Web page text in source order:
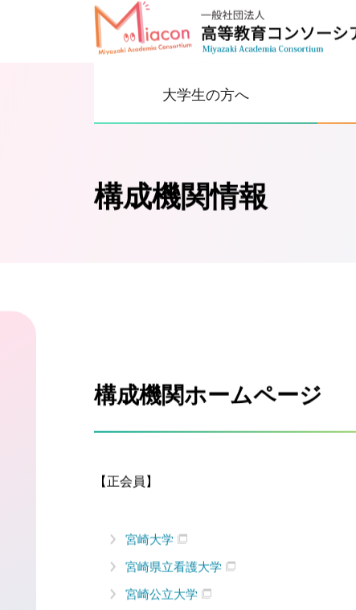
大学生の方へ
構成機関情報
構成機関ホームページ
【正会員】
宮崎大学
宮崎県立看護大学
宮崎公立大学